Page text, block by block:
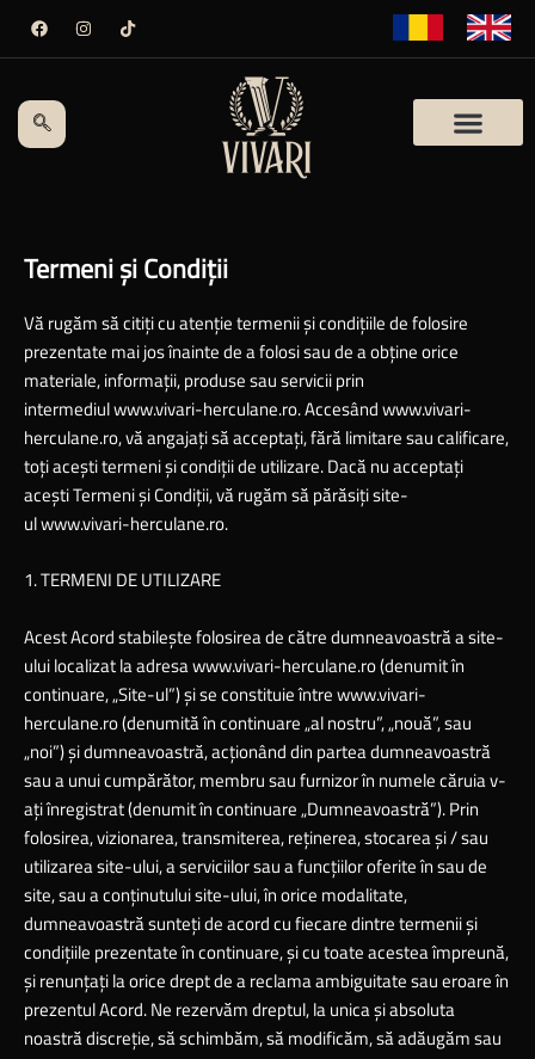
F
a
o
o
k
I
n
T
i
Termeni și Condiții
Vă rugăm să citiți cu atenție termenii și condițiile de folosire
prezentate mai jos înainte de a folosi sau de a obține orice
materiale, informații, produse sau servicii prin
intermediulwww.vivari-herculane.ro.Accesând www.vivari-
herculane.ro, vă angajați să acceptați, fără limitare sau calificare,
toți acești termeni și condiții de utilizare. Dacă nu acceptați
acești Termeni și Condiții, vă rugăm să părăsiți site-
ulwww.vivari-herculane.ro.
1. TERMENI DE UTILIZARE
Acest Acord stabileşte folosirea de către dumneavoastră a site-
ului localizat la adresawww.vivari-herculane.ro(denumit în
continuare, „Site-ul”) şi se constituie întrewww.vivari-
herculane.ro(denumită în continuare „al nostru”, „nouă”, sau
„noi”) şi dumneavoastră, acţionând din partea dumneavoastră
sau a unui cumpărător, membru sau furnizor în numele căruia v-
aţi înregistrat (denumit în continuare „Dumneavoastră”). Prin
folosirea, vizionarea, transmiterea, reţinerea, stocarea şi / sau
utilizarea site-ului, a serviciilor sau a funcţiilor oferite în sau de
site, sau a conţinutului site-ului, în orice modalitate,
dumneavoastră sunteţi de acord cu fiecare dintre termenii şi
condiţiile prezentate în continuare, şi cu toate acestea împreună,
şi renunţaţi la orice drept de a reclama ambiguitate sau eroare în
prezentul Acord. Ne rezervăm dreptul, la unica şi absoluta
noastră discreţie, să schimbăm, să modificăm, să adăugăm sau